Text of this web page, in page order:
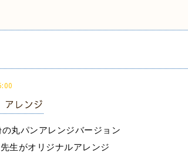
レンジ
丸パンアレンジバージョン
生がオリジナルアレンジ